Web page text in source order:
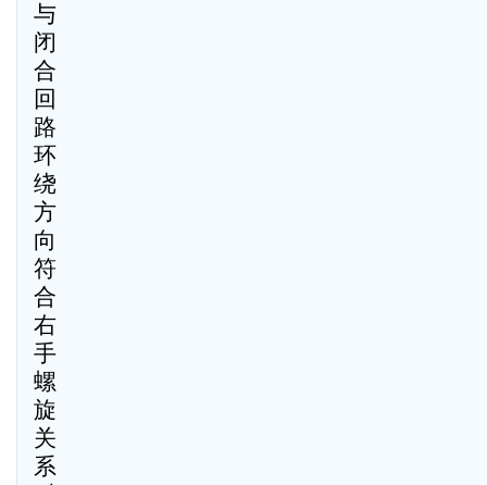
与
闭
合
回
路
环
绕
方
向
符
合
右
手
螺
旋
关
系